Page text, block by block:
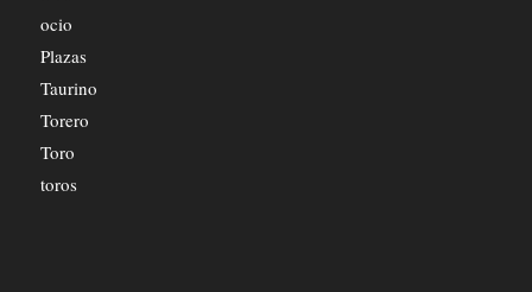
ocio
Plazas
Taurino
Torero
Toro
toros